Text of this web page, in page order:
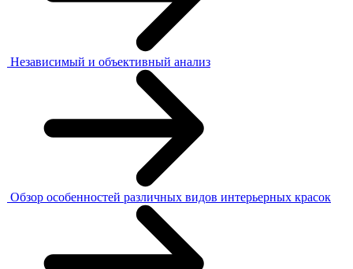
Независимый и объективный анализ
Обзор особенностей различных видов интерьерных красок